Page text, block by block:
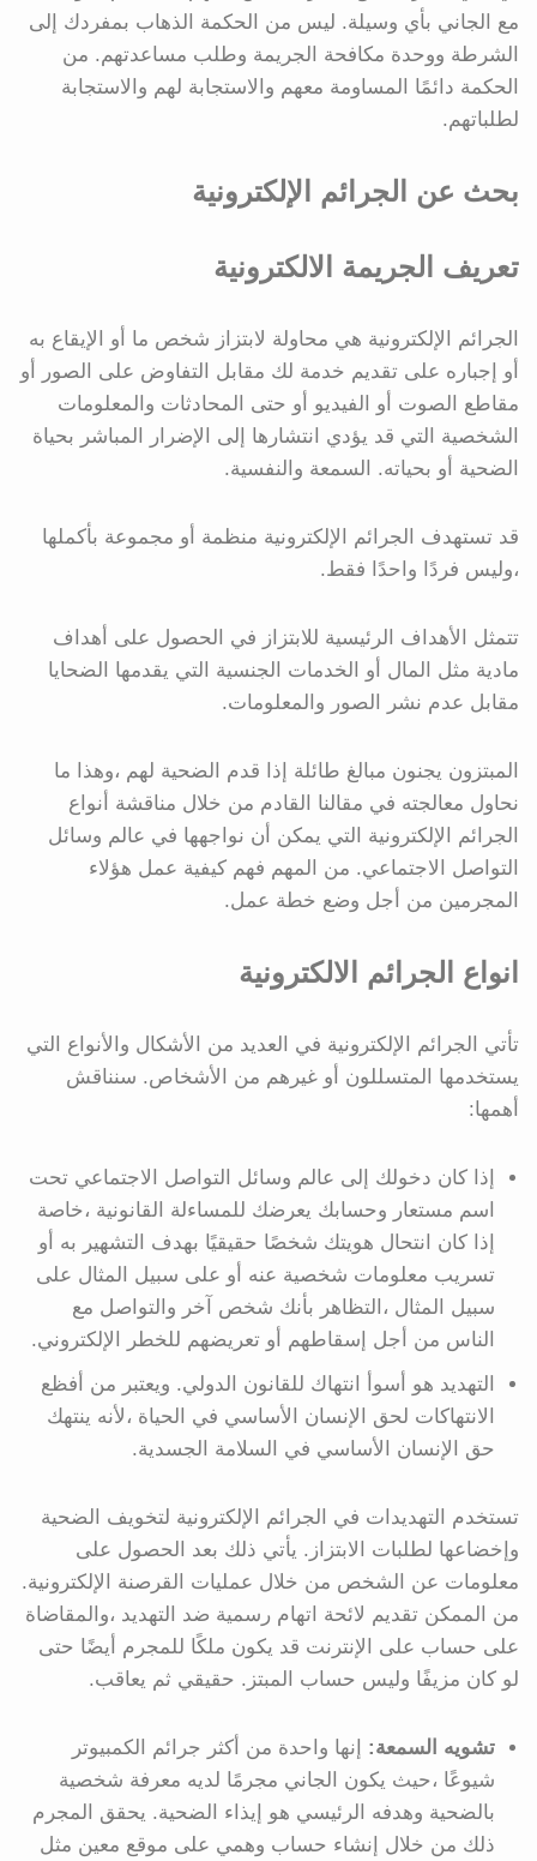
مع الجاني بأي وسيلة. ليس من الحكمة الذهاب بمفردك إلى
الشرطة ووحدة مكافحة الجريمة وطلب مساعدتهم. من
الحكمة دائمًا المساومة معهم والاستجابة لهم والاستجابة
لطلباتهم.
بحث عن الجرائم الإلكترونية
تعريف الجريمة الالكترونية
الجرائم الإلكترونية هي محاولة لابتزاز شخص ما أو الإيقاع به
أو إجباره على تقديم خدمة لك مقابل التفاوض على الصور أو
مقاطع الصوت أو الفيديو أو حتى المحادثات والمعلومات
الشخصية التي قد يؤدي انتشارها إلى الإضرار المباشر بحياة
الضحية أو بحياته. السمعة والنفسية.
قد تستهدف الجرائم الإلكترونية منظمة أو مجموعة بأكملها
،وليس فردًا واحدًا فقط.
تتمثل الأهداف الرئيسية للابتزاز في الحصول على أهداف
مادية مثل المال أو الخدمات الجنسية التي يقدمها الضحايا
مقابل عدم نشر الصور والمعلومات.
المبتزون يجنون مبالغ طائلة إذا قدم الضحية لهم ،وهذا ما
نحاول معالجته في مقالنا القادم من خلال مناقشة أنواع
الجرائم الإلكترونية التي يمكن أن نواجهها في عالم وسائل
التواصل الاجتماعي. من المهم فهم كيفية عمل هؤلاء
المجرمين من أجل وضع خطة عمل.
انواع الجرائم الالكترونية
تأتي الجرائم الإلكترونية في العديد من الأشكال والأنواع التي
يستخدمها المتسللون أو غيرهم من الأشخاص. سنناقش
أهمها:
إذا كان دخولك إلى عالم وسائل التواصل الاجتماعي تحت
اسم مستعار وحسابك يعرضك للمساءلة القانونية ،خاصة
إذا كان انتحال هويتك شخصًا حقيقيًا بهدف التشهير به أو
تسريب معلومات شخصية عنه أو على سبيل المثال على
سبيل المثال ،التظاهر بأنك شخص آخر والتواصل مع
الناس من أجل إسقاطهم أو تعريضهم للخطر الإلكتروني.
التهديد هو أسوأ انتهاك للقانون الدولي. ويعتبر من أفظع
الانتهاكات لحق الإنسان الأساسي في الحياة ،لأنه ينتهك
حق الإنسان الأساسي في السلامة الجسدية.
تستخدم التهديدات في الجرائم الإلكترونية لتخويف الضحية
وإخضاعها لطلبات الابتزاز. يأتي ذلك بعد الحصول على
معلومات عن الشخص من خلال عمليات القرصنة الإلكترونية.
من الممكن تقديم لائحة اتهام رسمية ضد التهديد ،والمقاضاة
على حساب على الإنترنت قد يكون ملكًا للمجرم أيضًا حتى
لو كان مزيفًا وليس حساب المبتز. حقيقي ثم يعاقب.
تشويه السمعة: إنها واحدة من أكثر جرائم الكمبيوتر
شيوعًا ،حيث يكون الجاني مجرمًا لديه معرفة شخصية
بالضحية وهدفه الرئيسي هو إيذاء الضحية. يحقق المجرم
ذلك من خلال إنشاء حساب وهمي على موقع معين مثل